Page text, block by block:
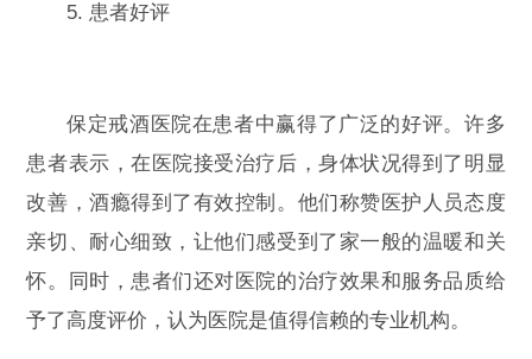
5. 患者好评
保定戒酒医院在患者中赢得了广泛的好评。许多
患者表示，在医院接受治疗后，身体状况得到了明显
改善，酒瘾得到了有效控制。他们称赞医护人员态度
亲切、耐心细致，让他们感受到了家一般的温暖和关
怀。同时，患者们还对医院的治疗效果和服务品质给
予了高度评价，认为医院是值得信赖的专业机构。